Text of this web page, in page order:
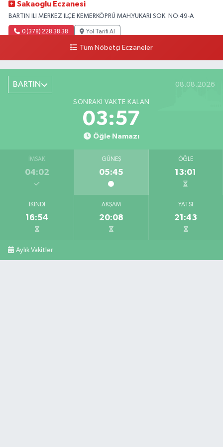
Sakaoglu Eczanesi
BARTIN ILI MERKEZ ILÇE KEMERKÖPRÜ MAH.YUKARI SOK. NO:49-A
0 (378) 228 38 38 Yol Tarifi Al
Tüm Nöbetçi Eczaneler
BARTIN 08.08.2026
SONRAKI VAKTE KALAN
03:56
Öğle Namazı
İMSAK
04:02
GÜNEŞ
05:45
ÖĞLE
13:01
İKINDI
16:54
AKŞAM
20:08
YATSI
21:43
Aylık Vakitler